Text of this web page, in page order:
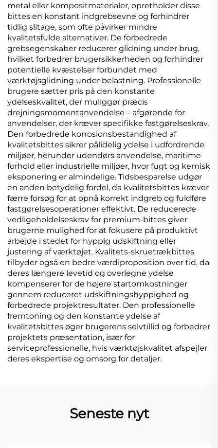
metal eller kompositmaterialer, opretholder disse
bittes en konstant indgrebsevne og forhindrer
tidlig slitage, som ofte påvirker mindre
kvalitetsfulde alternativer. De forbedrede
grebsegenskaber reducerer glidning under brug,
hvilket forbedrer brugersikkerheden og forhindrer
potentielle kvæstelser forbundet med
værktøjsglidning under belastning. Professionelle
brugere sætter pris på den konstante
ydelseskvalitet, der muliggør præcis
drejningsmomentanvendelse – afgørende for
anvendelser, der kræver specifikke fastgørelseskrav.
Den forbedrede korrosionsbestandighed af
kvalitetsbittes sikrer pålidelig ydelse i udfordrende
miljøer, herunder udendørs anvendelse, maritime
forhold eller industrielle miljøer, hvor fugt og kemisk
eksponering er almindelige. Tidsbesparelse udgør
en anden betydelig fordel, da kvalitetsbittes kræver
færre forsøg for at opnå korrekt indgreb og fuldføre
fastgørelsesoperationer effektivt. De reducerede
vedligeholdelseskrav for premium-bittes giver
brugerne mulighed for at fokusere på produktivt
arbejde i stedet for hyppig udskiftning eller
justering af værktøjet. Kvalitets-skruetrækbittes
tilbyder også en bedre værdiproposition over tid, da
deres længere levetid og overlegne ydelse
kompenserer for de højere startomkostninger
gennem reduceret udskiftningshyppighed og
forbedrede projektresultater. Den professionelle
fremtoning og den konstante ydelse af
kvalitetsbittes øger brugerens selvtillid og forbedrer
projektets præsentation, især for
serviceprofessionelle, hvis værktøjskvalitet afspejler
deres ekspertise og omsorg for detaljer.
Seneste nyt